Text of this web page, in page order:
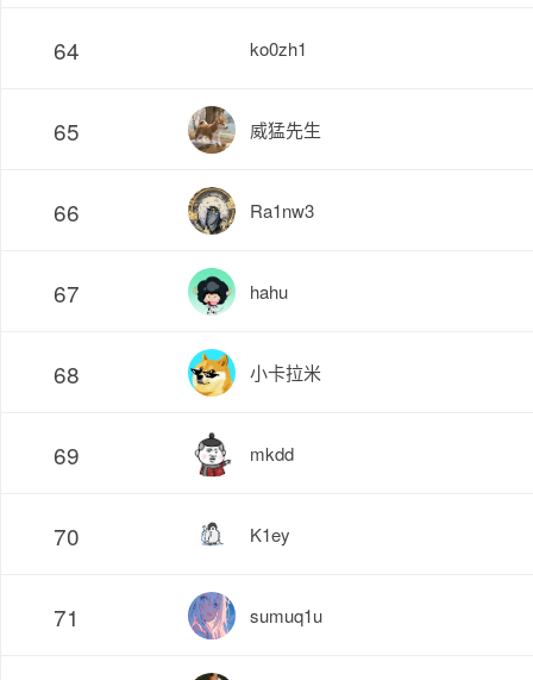
64 ko0zh1
65 威猛先生
66 Ra1nw3
67 hahu
68 小卡拉米
69 mkdd
70 K1ey
71 sumuq1u